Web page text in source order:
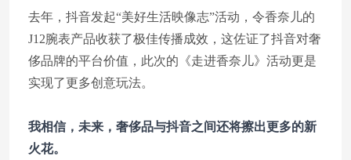
去年，抖音发起“美好生活映像志”活动，令香奈儿的
J12腕表产品收获了极佳传播成效，这佐证了抖音对奢
侈品牌的平台价值，此次的《走进香奈儿》活动更是
实现了更多创意玩法。
我相信，未来，奢侈品与抖音之间还将擦出更多的新
火花。